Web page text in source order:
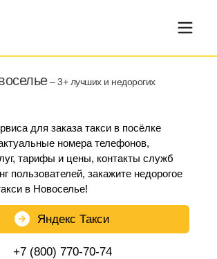
– 3+ лучших и недорогих
для заказа такси в посёлке
номера телефонов,
тарифы и цены, контакты служб
пользователей, закажите недорогое
в Новоселье!
Яндекс Такси
+7 (800) 770-70-74